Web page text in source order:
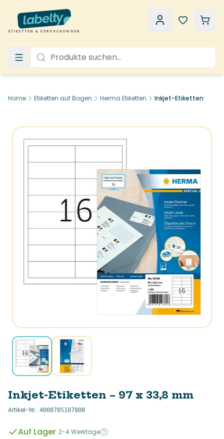
ETIKETTEN & VERPACKUNGEN
Home Etiketten auf Bogen Herma Etiketten Inkjet-Etiketten
Inkjet-Etiketten – 97 x 33,8 mm
Artikel-Nr.: 4008705107808
Auf Lager· 2-4 Werktage